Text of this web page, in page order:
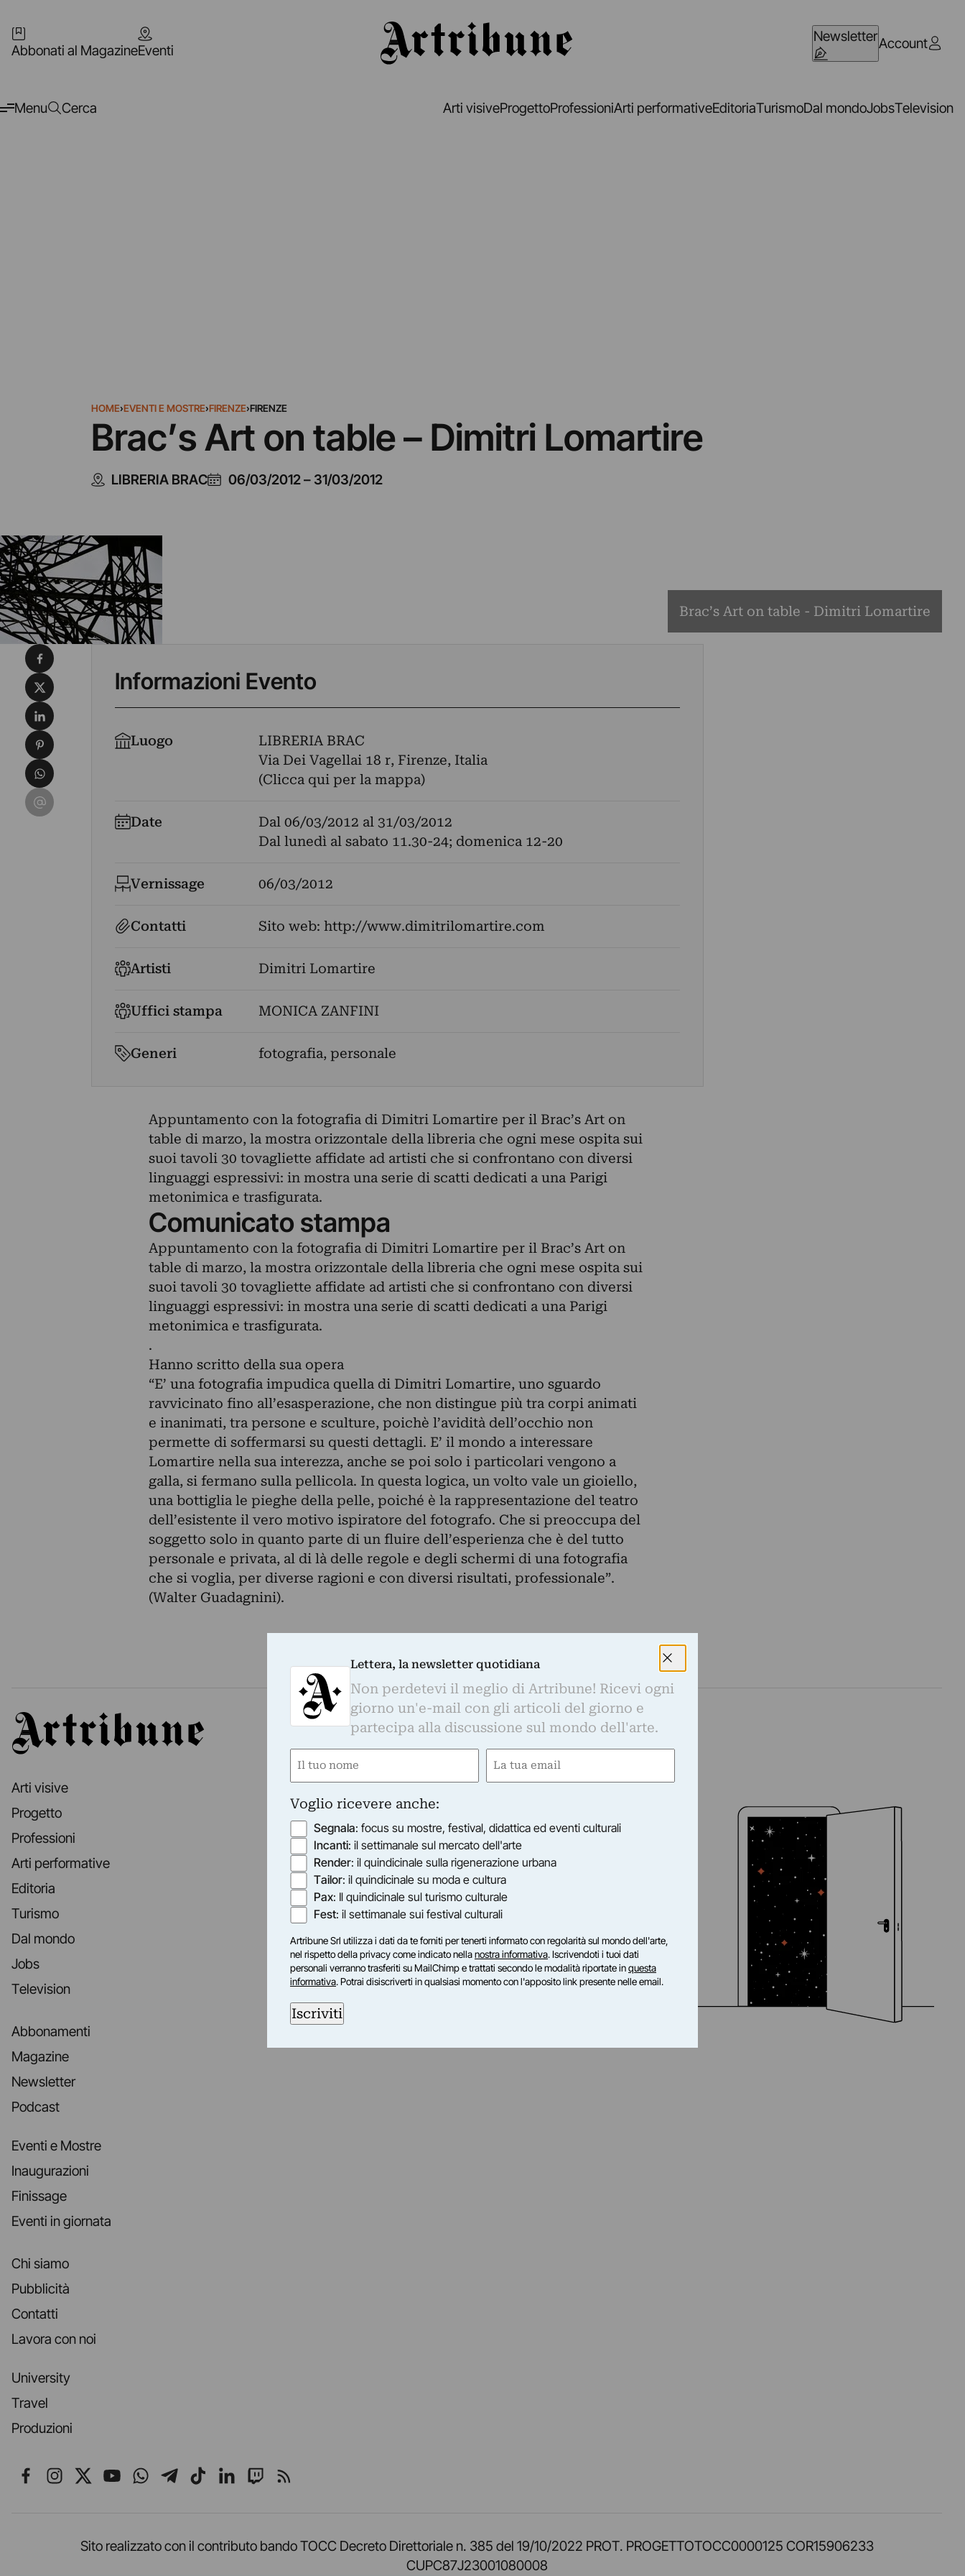
Abbonati al MagazineEventi
NewsletterAccount
Menu Cerca Arti visiveProgettoProfessioniArti performativeEditoriaTurismoDal mondoJobsTelevision
HOME›EVENTI E MOSTRE›FIRENZE›FIRENZE
Brac’s Art on table – Dimitri Lomartire
LIBRERIA BRAC 06/03/2012– 31/03/2012
Brac’s Art on table - Dimitri Lomartire
Informazioni Evento
Luogo
LIBRERIA BRAC
Via Dei Vagellai 18 r, Firenze, Italia
(Clicca qui per la mappa)
Date Dal 06/03/2012 al 31/03/2012
Dal lunedì al sabato 11.30-24; domenica 12-20
Vernissage 06/03/2012
Contatti Sito web: http://www.dimitrilomartire.com
Artisti Dimitri Lomartire
Uffici stampa MONICA ZANFINI
Generi fotografia, personale
Appuntamento con la fotografia di Dimitri Lomartire per il Brac’s Art on
table di marzo, la mostra orizzontale della libreria che ogni mese ospita sui
suoi tavoli 30 tovagliette affidate ad artisti che si confrontano con diversi
linguaggi espressivi: in mostra una serie di scatti dedicati a una Parigi
metonimica e trasfigurata.
Comunicato stampa
Appuntamento con la fotografia di Dimitri Lomartire per il Brac’s Art on
table di marzo, la mostra orizzontale della libreria che ogni mese ospita sui
suoi tavoli 30 tovagliette affidate ad artisti che si confrontano con diversi
linguaggi espressivi: in mostra una serie di scatti dedicati a una Parigi
metonimica e trasfigurata.
.
Hanno scritto della sua opera
“E’ una fotografia impudica quella di Dimitri Lomartire, uno sguardo
ravvicinato fino all’esasperazione, che non distingue più tra corpi animati
e inanimati, tra persone e sculture, poichè l’avidità dell’occhio non
permette di soffermarsi su questi dettagli. E’ il mondo a interessare
Lomartire nella sua interezza, anche se poi solo i particolari vengono a
galla, si fermano sulla pellicola. In questa logica, un volto vale un gioiello,
una bottiglia le pieghe della pelle, poiché è la rappresentazione del teatro
dell’esistente il vero motivo ispiratore del fotografo. Che si preoccupa del
soggetto solo in quanto parte di un fluire dell’esperienza che è del tutto
personale e privata, al di là delle regole e degli schermi di una fotografia
che si voglia, per diverse ragioni e con diversi risultati, professionale”.
(Walter Guadagnini).
Condividi su Facebook
Condividi su X
Condividi su LinkedIn
Condividi su Pinterest
Condividi su WhatsApp
Condividi su Email
Artribune
Arti visive
Progetto
Professioni
Arti performative
Editoria
Turismo
Dal mondo
Jobs
Television
Abbonamenti
Magazine
Newsletter
Podcast
Eventi e Mostre
Inaugurazioni
Finissage
Eventi in giornata
Chi siamo
Pubblicità
Contatti
Lavora con noi
University
Travel
Produzioni
Seguici su Facebook
Seguici su Instagram
Seguici su X
Seguici su YouTube
Seguici su WhatsApp
Seguici su Telegram
Seguici su TikTok
Seguici su LinkedIn
Seguici su Twitch
Seguici su Rss
Sito realizzato con il contributo bando TOCC Decreto Direttoriale n. 385 del 19/10/2022 PROT. PROGETTOTOCC0000125 COR15906233
CUPC87J23001080008
Lettera, la newsletter quotidiana
Non perdetevi il meglio di Artribune! Ricevi ogni
giorno un'e-mail con gli articoli del giorno e
partecipa alla discussione sul mondo dell'arte.
Nome
Email
Voglio ricevere anche:
Segnala: focus su mostre, festival, didattica ed eventi culturali
Incanti: il settimanale sul mercato dell'arte
Render: il quindicinale sulla rigenerazione urbana
Tailor: il quindicinale su moda e cultura
Pax: Il quindicinale sul turismo culturale
Fest: il settimanale sui festival culturali
Artribune Srl utilizza i dati da te forniti per tenerti informato con regolarità sul mondo dell'arte,
nel rispetto della privacy come indicato nellanostra informativa. Iscrivendoti i tuoi dati
personali verranno trasferiti su MailChimp e trattati secondo le modalità riportate inquesta
informativa. Potrai disiscriverti in qualsiasi momento con l'apposito link presente nelle email.
Iscriviti